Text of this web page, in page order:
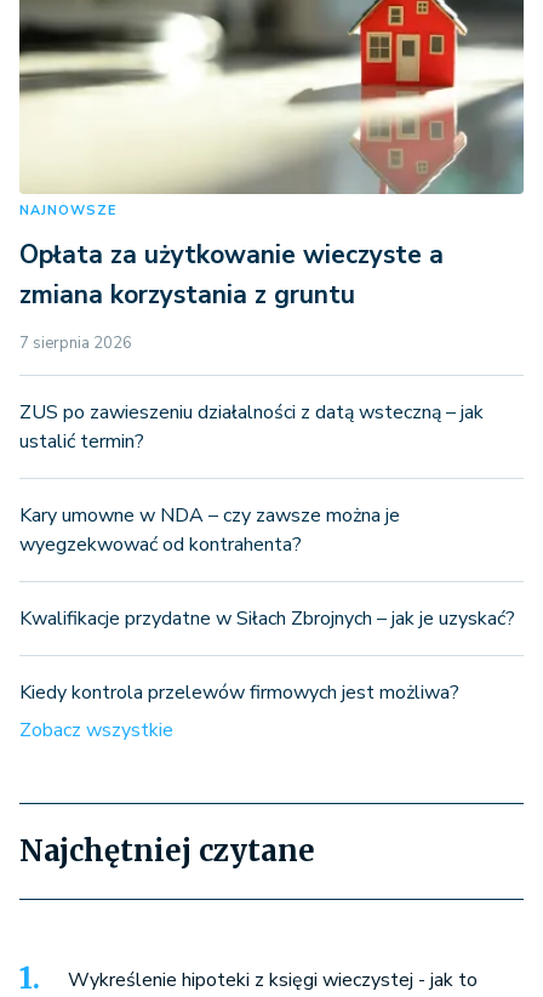
NAJNOWSZE
Opłata za użytkowanie wieczyste a
zmiana korzystania z gruntu
7 sierpnia 2026
ZUS po zawieszeniu działalności z datą wsteczną – jak
ustalić termin?
Kary umowne w NDA – czy zawsze można je
wyegzekwować od kontrahenta?
Kwalifikacje przydatne w Siłach Zbrojnych – jak je uzyskać?
Kiedy kontrola przelewów firmowych jest możliwa?
Zobacz wszystkie
Najchętniej czytane
Wykreślenie hipoteki z księgi wieczystej - jak to